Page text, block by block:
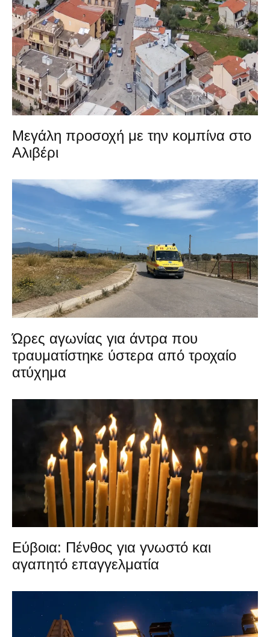
Μεγάλη προσοχή με την κομπίνα στο
Αλιβέρι
Ώρες αγωνίας για άντρα που
τραυματίστηκε ύστερα από τροχαίο
ατύχημα
Εύβοια: Πένθος για γνωστό και
αγαπητό επαγγελματία